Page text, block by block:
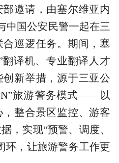
部邀请，由塞尔维亚内
中国公安民警一起在三
巡逻任务。期间，塞
译机、专业翻译人才
新举措，源于三亚公
旅游警务模式——以
整合景区监控、游客
，实现“预警、调度、
环，让旅游警务工作更